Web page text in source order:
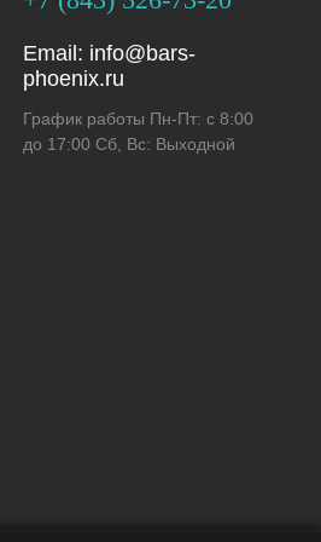
Email: info@bars-
phoenix.ru
График работы Пн-Пт: с 8:00
до 17:00 Сб, Вс: Выходной